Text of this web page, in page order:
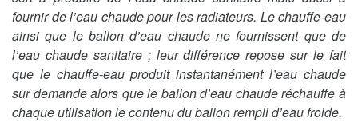
fournir de l’eau chaude pour les radiateurs. Le chauffe-eau
ainsi que le ballon d’eau chaude ne fournissent que de
l’eau chaude sanitaire ; leur différence repose sur le fait
que le chauffe-eau produit instantanément l’eau chaude
sur demande alors que le ballon d’eau chaude réchauffe à
chaque utilisation le contenu du ballon rempli d’eau froide.